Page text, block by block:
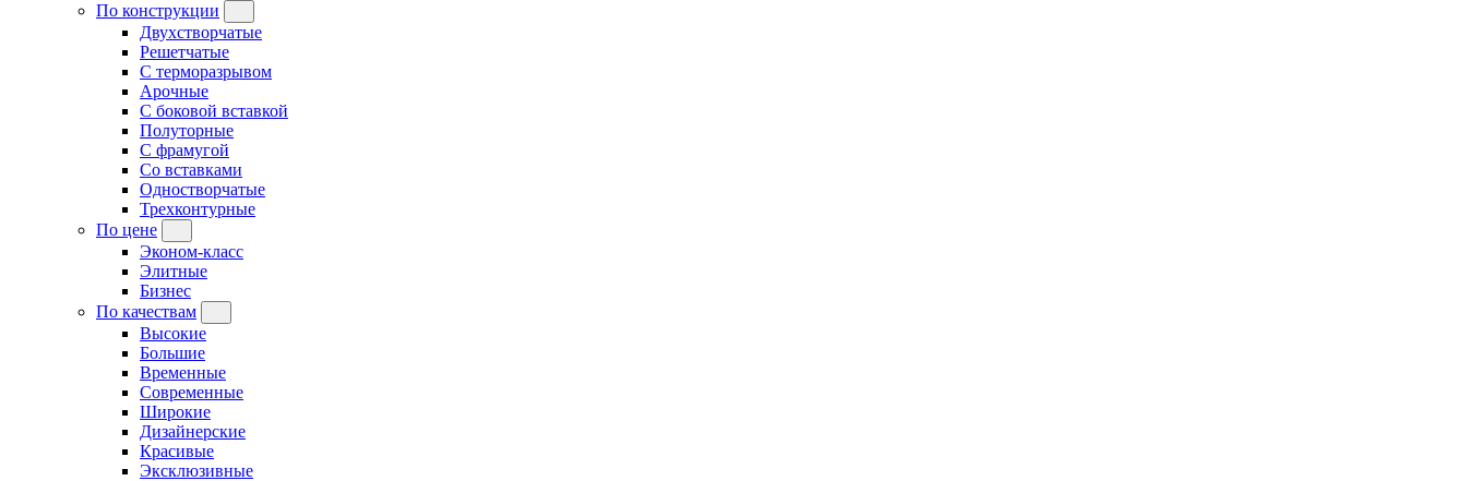
По конструкции
Двухстворчатые
Решетчатые
С терморазрывом
Арочные
С боковой вставкой
Полуторные
С фрамугой
Cо вставками
Одностворчатые
Трехконтурные
По цене
Эконом-класс
Элитные
Бизнес
По качествам
Высокие
Большие
Временные
Современные
Широкие
Дизайнерские
Красивые
Эксклюзивные